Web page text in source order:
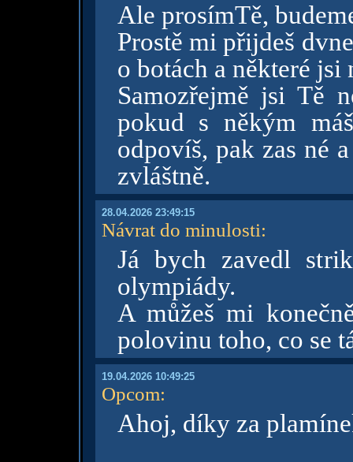
Ale prosímTě,
Prostě mi přijdeš
o botách a některé jsi
Samozřejmě jsi Tě
pokud s někým
odpovíš, pak zas né
zvláštně.
28.04.2026 23:49:15
Návrat do minulosti:
Já bych zavedl
olympiády.
A můžeš mi
polovinu toho, co se
19.04.2026 10:49:25
Opcom:
Ahoj, díky za